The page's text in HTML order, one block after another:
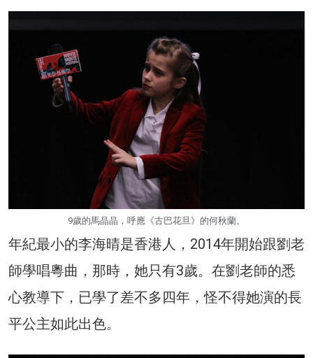
9歲的馬晶晶，呼應《古巴花旦》的何秋蘭。
年紀最小的李海晴是香港人，2014年開始跟劉老
師學唱粵曲，那時，她只有3歲。在劉老師的悉
心教導下，已學了差不多四年，怪不得她演的長
平公主如此出色。